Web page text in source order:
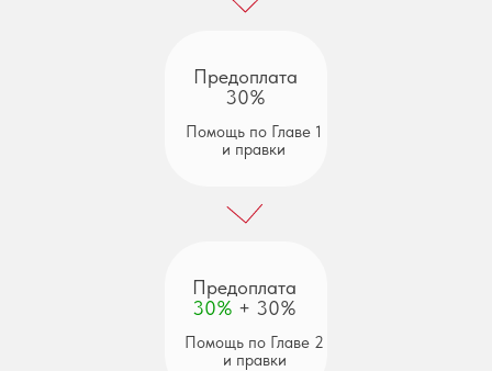
Предоплата
30% + 30%
Помощь по Главе 2
и правки
Предоплата
30%
Помощь по Главе 1
и правки